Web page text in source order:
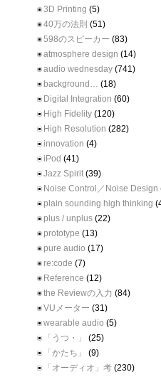
3D Printing (5)
40万の法則 (51)
598のスピーカー (83)
atmosphere design (14)
audio wednesday (741)
background… (18)
Digital Integration (60)
High Fidelity (120)
High Resolution (282)
innovation (4)
iPod (41)
Jazz Spirit (39)
Noise Control／Noise Design
plain sounding high thinking
plus / unplus (22)
prototype (13)
pure audio (17)
re:code (7)
Reference (12)
the Reviewの入力 (84)
VUメーター (31)
wearable audio (5)
「うつ・」
(25)
「かたち」
(9)
「オーディオ」考 (230)